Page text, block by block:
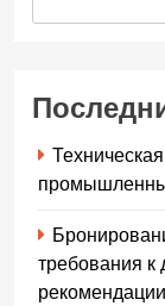
требования к
рекомендации